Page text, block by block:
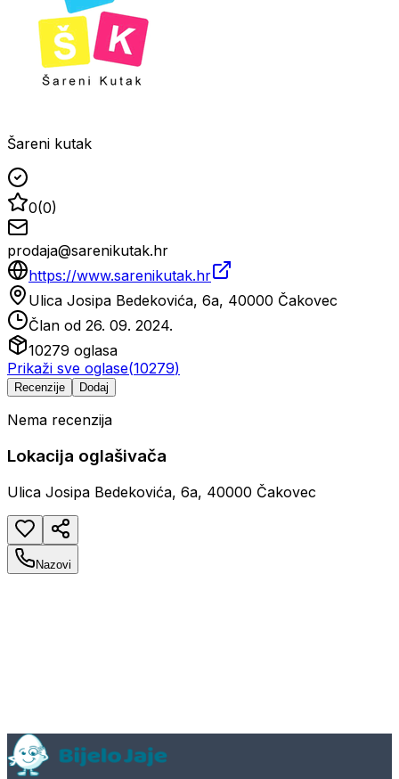
Šareni kutak
0(0)
prodaja@sarenikutak.hr
https://www.sarenikutak.hr
Ulica Josipa Bedekovića, 6a, 40000 Čakovec
Član od 26. 09. 2024.
10279 oglasa
Prikaži sve oglase(10279)
Recenzije Dodaj
Nema recenzija
Lokacija oglašivača
Ulica Josipa Bedekovića, 6a, 40000 Čakovec
Nazovi